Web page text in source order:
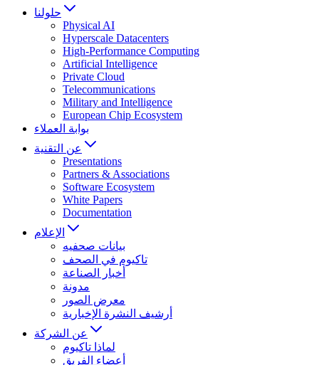
حلولنا
Physical AI
Hyperscale Datacenters
High-Performance Computing
Artificial Intelligence
Private Cloud
Telecommunications
Military and Intelligence
European Chip Ecosystem
بوابة العملاء
عن التقنية
Presentations
Partners & Associations
Software Ecosystem
White Papers
Documentation
الإعلام
بيانات صحفيه
تاكيوم في الصحف
أخبار الصناعة
مدونة
معرض الصور
أرشيف النشرة الإخبارية
عن الشركة
لماذا تاكيوم
أعضاء الفريق